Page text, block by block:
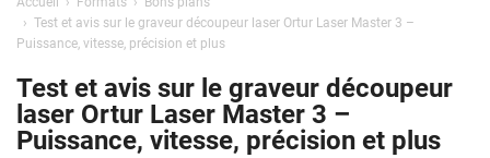
Test et avis sur le graveur découpeur laser Ortur Laser Master 3 –
Puissance, vitesse, précision et plus
Test et avis sur le graveur découpeur
laser Ortur Laser Master 3 –
Puissance, vitesse, précision et plus